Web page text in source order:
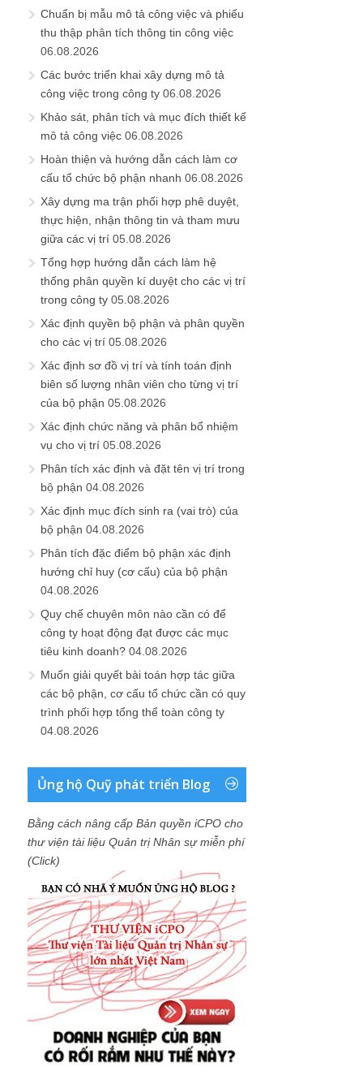
Chuẩn bị mẫu mô tả công việc và phiếu
thu thập phân tích thông tin công việc
06.08.2026
Các bước triển khai xây dựng mô tả
công việc trong công ty 06.08.2026
Khảo sát, phân tích và mục đích thiết kế
mô tả công việc 06.08.2026
Hoàn thiện và hướng dẫn cách làm cơ
cấu tổ chức bộ phận nhanh 06.08.2026
Xây dựng ma trận phối hợp phê duyệt,
thực hiện, nhận thông tin và tham mưu
giữa các vị trí 05.08.2026
Tổng hợp hướng dẫn cách làm hệ
thống phân quyền kí duyệt cho các vị trí
trong công ty 05.08.2026
Xác định quyền bộ phận và phân quyền
cho các vị trí 05.08.2026
Xác định sơ đồ vị trí và tính toán định
biên số lượng nhân viên cho từng vị trí
của bộ phận 05.08.2026
Xác định chức năng và phân bổ nhiệm
vụ cho vị trí 05.08.2026
Phân tích xác định và đặt tên vị trí trong
bộ phận 04.08.2026
Xác định mục đích sinh ra (vai trò) của
bộ phận 04.08.2026
Phân tích đặc điểm bộ phận xác định
hướng chỉ huy (cơ cấu) của bộ phận
04.08.2026
Quy chế chuyên môn nào cần có để
công ty hoạt động đạt được các mục
tiêu kinh doanh? 04.08.2026
Muốn giải quyết bài toán hợp tác giữa
các bộ phận, cơ cấu tổ chức cần có quy
trình phối hợp tổng thể toàn công ty
04.08.2026
Ủng hộ Quỹ phát triển Blog
Bằng cách nâng cấp Bản quyền iCPO cho
thư viện tài liệu Quản trị Nhân sự miễn phí
(Click)